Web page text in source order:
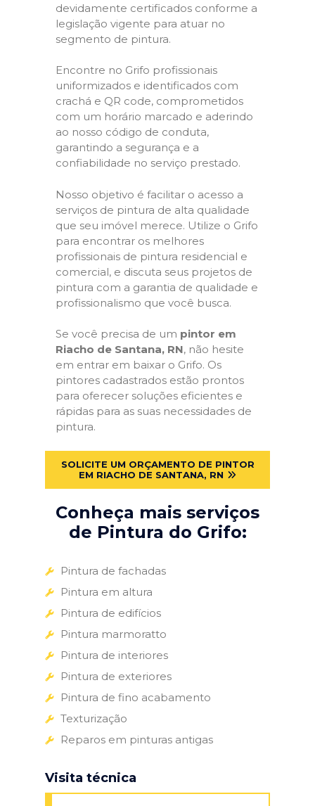
devidamente certificados conforme a
legislação vigente para atuar no
segmento de pintura.
Encontre no Grifo profissionais
uniformizados e identificados com
crachá e QR code, comprometidos
com um horário marcado e aderindo
ao nosso código de conduta,
garantindo a segurança e a
confiabilidade no serviço prestado.
Nosso objetivo é facilitar o acesso a
serviços de pintura de alta qualidade
que seu imóvel merece. Utilize o Grifo
para encontrar os melhores
profissionais de pintura residencial e
comercial, e discuta seus projetos de
pintura com a garantia de qualidade e
profissionalismo que você busca.
Se você precisa de um pintor em
Riacho de Santana, RN, não hesite
em entrar em baixar o Grifo. Os
pintores cadastrados estão prontos
para oferecer soluções eficientes e
rápidas para as suas necessidades de
pintura.
SOLICITE UM ORÇAMENTO DE PINTOR
EM RIACHO DE SANTANA, RN
Conheça mais serviços
de Pintura do Grifo:
Pintura de fachadas
Pintura em altura
Pintura de edifícios
Pintura marmoratto
Pintura de interiores
Pintura de exteriores
Pintura de fino acabamento
Texturização
Reparos em pinturas antigas
Visita técnica